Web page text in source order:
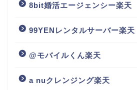
8bit婚活エージェンシー楽天
99YENレンタルサーバー楽天
@モバイルくん楽天
a nuクレンジング楽天